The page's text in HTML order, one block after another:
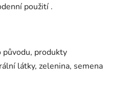
použití .
původu, produkty
látky, zelenina, semena